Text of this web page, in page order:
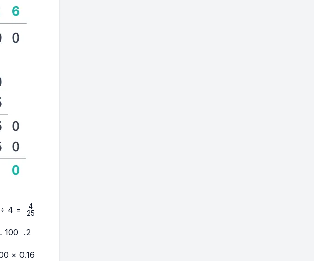
\frac{4}25
4
= 4 ÷ 25 = 0.16
100 سے ضرب دینے پر، ہمیں ملتا ہے:
0.16 × 100 = 16%